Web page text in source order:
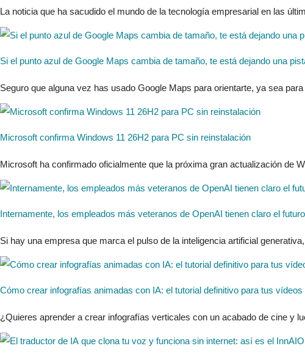
La noticia que ha sacudido el mundo de la tecnología empresarial en las
Si el punto azul de Google Maps cambia de tamaño, te está dejando una
Seguro que alguna vez has usado Google Maps para orientarte, ya sea
Microsoft confirma Windows 11 26H2 para PC sin reinstalación
Microsoft ha confirmado oficialmente que la próxima gran actualización de
Internamente, los empleados más veteranos de OpenAI tienen claro el
Si hay una empresa que marca el pulso de la inteligencia artificial
Cómo crear infografías animadas con IA: el tutorial definitivo para tus
¿Quieres aprender a crear infografías verticales con un acabado de cine y